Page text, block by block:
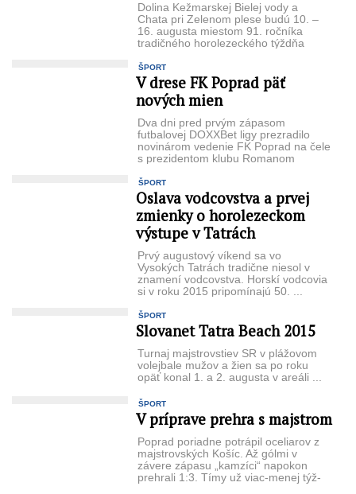
Dolina Kežmarskej Bielej vody a
Chata pri Zelenom plese budú 10. –
16. augusta miestom 91. ročníka
tradičného horolezeckého týždňa
ŠPORT
V drese FK Poprad päť
nových mien
Dva dni pred prvým zá­pasom
futbalovej DOXXBet ligy prezradilo
novinárom vedenie FK Poprad na čele
s prezidentom klubu Roma­nom
ŠPORT
Oslava vodcovstva a prvej
zmienky o horolezeckom
výstupe v Tatrách
Prvý augustový víkend sa vo
Vysokých Tatrách tradične niesol v
znamení vodcovstva. Horskí vodcovia
si v roku 2015 pripomínajú 50. ...
ŠPORT
Slovanet Tatra Beach 2015
Turnaj majstrovstiev SR v plážovom
volejbale mužov a žien sa po roku
opäť ko­nal 1. a 2. augusta v areáli ...
ŠPORT
V príprave prehra s majstrom
Po­prad poriadne potrápil oce­liarov z
majstrovských Košíc. Až gólmi v
závere zápasu „kamzíci“ napokon
prehrali 1:3. Tímy už viac-menej týž­